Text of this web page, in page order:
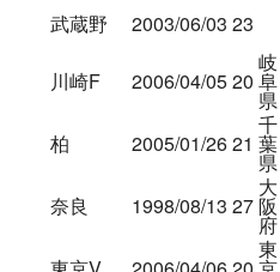
武蔵野 2003/06/03 23
川崎F 2006/04/0520
岐
阜
県
柏 2005/01/2621
千
葉
県
奈良 1998/08/13 27
大
阪
府
東